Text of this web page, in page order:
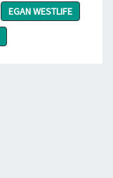
EGAN WESTLIFE